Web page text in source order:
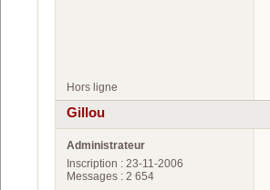
Hors ligne
Gillou
Administrateur
Inscription : 23-11-2006
Messages : 2 654